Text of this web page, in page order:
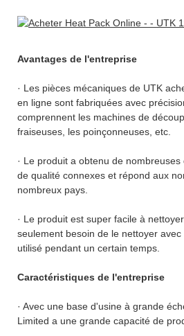
Avantages de l'entreprise
· Les pièces mécaniques de UTK
en ligne sont fabriquées avec
comprennent les machines de
fraiseuses, les poinçonneuses, etc.
· Le produit a obtenu de
de qualité connexes et répond aux
nombreux pays.
· Le produit est super facile à
seulement besoin de le nettoyer
utilisé pendant un certain temps.
Caractéristiques de l'entreprise
· Avec une base d'usine à grande
Limited a une grande capacité de